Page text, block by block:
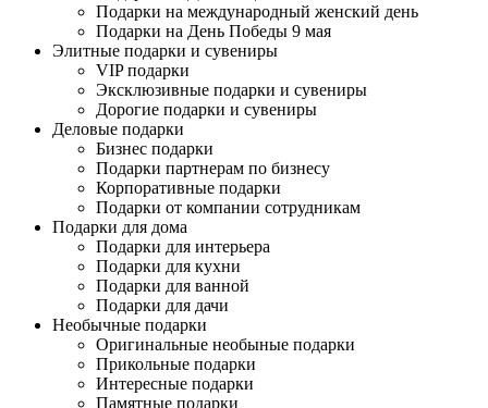
Подарки на международный женский день
Подарки на День Победы 9 мая
Элитные подарки и сувениры
VIP подарки
Эксклюзивные подарки и сувениры
Дорогие подарки и сувениры
Деловые подарки
Бизнес подарки
Подарки партнерам по бизнесу
Корпоративные подарки
Подарки от компании сотрудникам
Подарки для дома
Подарки для интерьера
Подарки для кухни
Подарки для ванной
Подарки для дачи
Необычные подарки
Оригинальные необыные подарки
Прикольные подарки
Интересные подарки
Памятные подарки